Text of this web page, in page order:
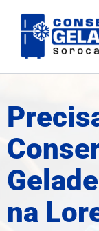
para
na